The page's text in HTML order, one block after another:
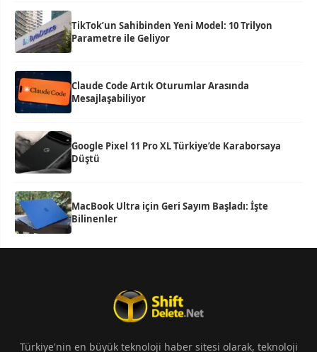
TikTok’un Sahibinden Yeni Model: 10 Trilyon
Parametre ile Geliyor
Claude Code Artık Oturumlar Arasında
Mesajlaşabiliyor
Google Pixel 11 Pro XL Türkiye’de Karaborsaya
Düştü
MacBook Ultra için Geri Sayım Başladı: İşte
Bilinenler
Türkiye'nin en büyük teknoloji haber sitesi olarak, teknoloji